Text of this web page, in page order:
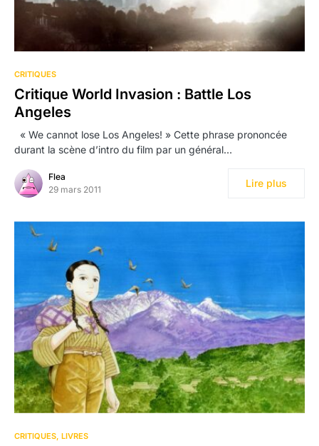
CRITIQUES
Critique World Invasion : Battle Los
Angeles
« We cannot lose Los Angeles! » Cette phrase prononcée
durant la scène d’intro du film par un général…
Flea
29 mars 2011
Lire plus
CRITIQUES LIVRES